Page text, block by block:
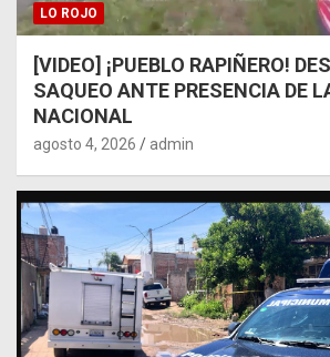
LO ROJO
[VIDEO] ¡PUEBLO RAPIÑERO!
SAQUEO ANTE PRESENCIA DE
NACIONAL
agosto 4, 2026 admin